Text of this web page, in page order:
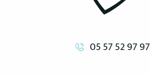
05 57 52 97 97